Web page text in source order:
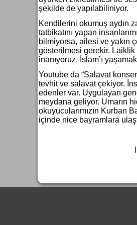
şekilde de yapılabiliniyor.
Kendilerini okumuş aydın
tatbikatını yapan
bilmiyorsa, ailesi ve yakın
gösterilmesi gerekir. Laiklik
inanıyoruz. İslam’ı
Youtube da “Salavat
tevhit ve salavat çekiyor.
edenler var. Uygulayan
meydana geliyor. Umarın
okuyucularımızın Kurban
içinde nice